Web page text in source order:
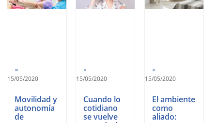
15/05/2020
Movilidad y
autonomía
de
15/05/2020
Cuando lo
cotidiano
se vuelve
15/05/2020
El ambiente
como
aliado: